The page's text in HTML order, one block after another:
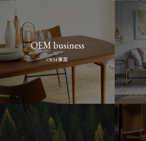
OEM business
OEM事業